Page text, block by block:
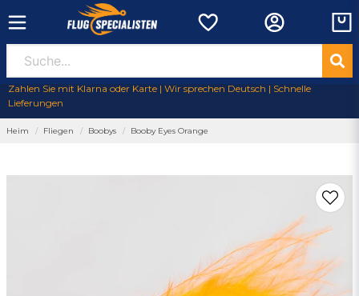
Zahlen Sie mit Klarna oder Karte | Wir sprechen Deutsch | Schnelle
Lieferungen
Heim Fliegen Boobys Booby Eyes Orange